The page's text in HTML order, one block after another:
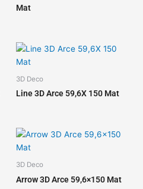
Mat
3D Deco
Line 3D Arce 59,6X 150 Mat
3D Deco
Arrow 3D Arce 59,6×150 Mat